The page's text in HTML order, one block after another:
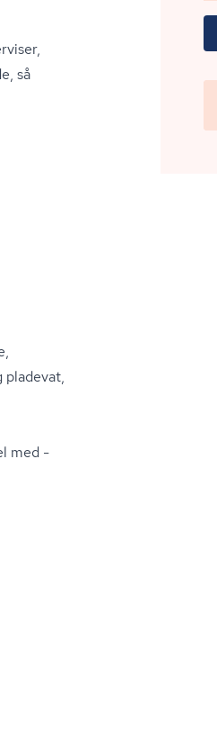
så
pladevat,
med -